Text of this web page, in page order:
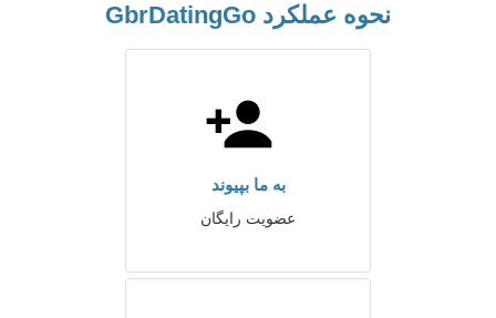
نحوه عملکرد GbrDatingGo
به ما بپیوند
عضویت رایگان